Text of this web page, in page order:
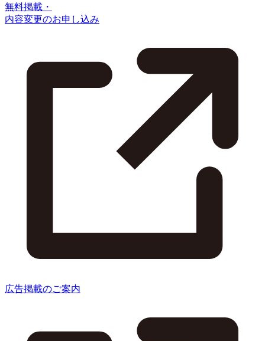
無料掲載・
内容変更のお申し込み
広告掲載のご案内